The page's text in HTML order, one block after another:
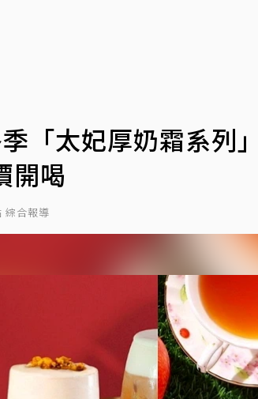
「太妃厚奶霜系列
開喝
綜合報導